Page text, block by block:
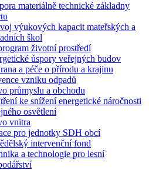
materiálně technické základny
výukových kapacit mateřských a
škol
životní prostředí
úspory veřejných budov
a péče o přírodu a krajinu
vzniku odpadů
průmyslu a obchodu
ke snížení energetické náročnosti
osvětlení
vnitra
pro jednotky SDH obcí
intervenční fond
a technologie pro lesní